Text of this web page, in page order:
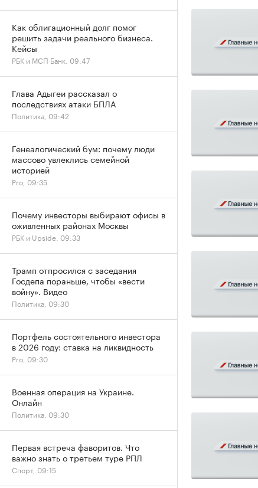
Как облигационный долг помог
решить задачи реального бизнеса.
Кейсы
РБК и МСП Банк, 09:47
Глава Адыгеи рассказал о
последствиях атаки БПЛА
Политика, 09:42
Генеалогический бум: почему люди
массово увлеклись семейной
историей
Pro, 09:35
Почему инвесторы выбирают офисы в
оживленных районах Москвы
РБК и Upside, 09:33
Трамп отпросился с заседания
Госдепа пораньше, чтобы «вести
войну». Видео
Политика, 09:30
Портфель состоятельного инвестора
в 2026 году: ставка на ликвидность
Pro, 09:30
Военная операция на Украине.
Онлайн
Политика, 09:30
Первая встреча фаворитов. Что
важно знать о третьем туре РПЛ
Спорт, 09:15